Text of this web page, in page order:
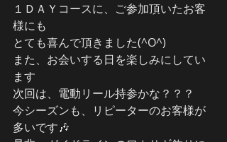
１ＤＡＹコースに、ご参加頂いたお客
様にも
とても喜んで頂きました(^O^)
また、お会いする日を楽しみにしてい
ます
次回は、電動リール持参かな？？？
今シーズンも、リピーターのお客様が
多いです🎶